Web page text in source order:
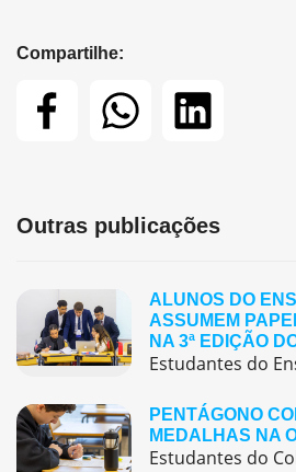
Compartilhe:
Outras publicações
ALUNOS DO
ASSUMEM
NA 3ª EDIÇÃO
PENTÁGONO
MEDALHAS NA